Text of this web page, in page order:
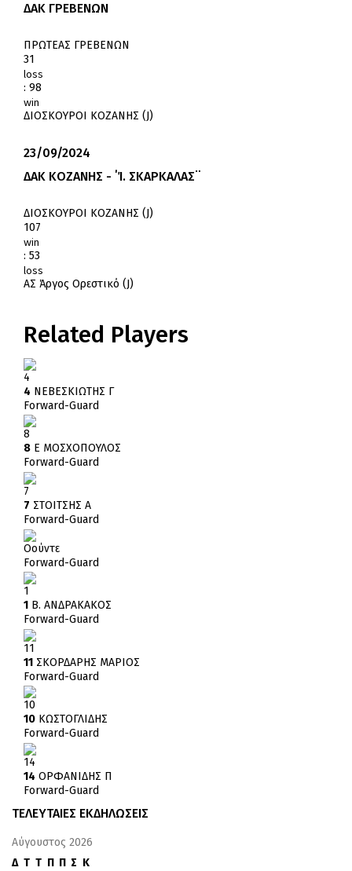
ΔΑΚ ΓΡΕΒΕΝΩΝ
ΠΡΩΤΕΑΣ ΓΡΕΒΕΝΩΝ
31
loss
: 98
win
ΔΙΟΣΚΟΥΡΟΙ ΚΟΖΑΝΗΣ (J)
23/09/2024
ΔΑΚ ΚΟΖΑΝΗΣ - ΄Ί. ΣΚΑΡΚΑΛΑΣ¨
ΔΙΟΣΚΟΥΡΟΙ ΚΟΖΑΝΗΣ (J)
107
win
: 53
loss
ΑΣ Άργος Ορεστικό (J)
Related Players
4
4 ΝΕΒΕΣΚΙΩΤΗΣ Γ
Forward-Guard
8
8 Ε ΜΟΣΧΟΠΟΥΛΟΣ
Forward-Guard
7
7 ΣΤΟΙΤΣΗΣ Α
Forward-Guard
Οούντε
Forward-Guard
1
1 Β. ΑΝΔΡΑΚΑΚΟΣ
Forward-Guard
11
11 ΣΚΟΡΔΑΡΗΣ ΜΑΡΙΟΣ
Forward-Guard
10
10 ΚΩΣΤΟΓΛΙΔΗΣ
Forward-Guard
14
14 ΟΡΦΑΝΙΔΗΣ Π
Forward-Guard
ΤΕΛΕΥΤΑΙΕΣ ΕΚΔΗΛΩΣΕΙΣ
Αύγουστος 2026
Δ Τ Τ Π Π Σ Κ